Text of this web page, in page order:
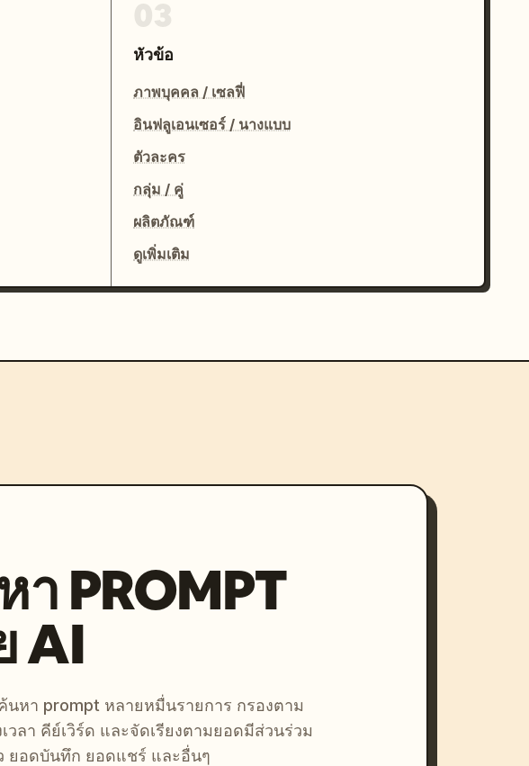
หัวข้อ
ภาพบุคคล / เซลฟี่
อินฟลูเอนเซอร์ / นางแบบ
ตัวละคร
กลุ่ม / คู่
ผลิตภัณฑ์
ดูเพิ่มเติม
า PROMPT
AI
นหา prompt หลายหมื่นรายการ กรองตาม
วลา คีย์เวิร์ด และจัดเรียงตามยอดมีส่วนร่วม
ยอดบันทึก ยอดแชร์ และอื่นๆ